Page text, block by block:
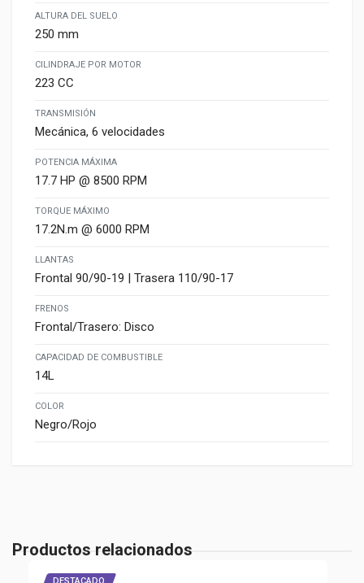
ALTURA DEL SUELO
250 mm
CILINDRAJE POR MOTOR
223 CC
TRANSMISIÓN
Mecánica, 6 velocidades
POTENCIA MÁXIMA
17.7 HP @ 8500 RPM
TORQUE MÁXIMO
17.2N.m @ 6000 RPM
LLANTAS
Frontal 90/90-19 | Trasera 110/90-17
FRENOS
Frontal/Trasero: Disco
CAPACIDAD DE COMBUSTIBLE
14L
COLOR
Negro/Rojo
Productos relacionados